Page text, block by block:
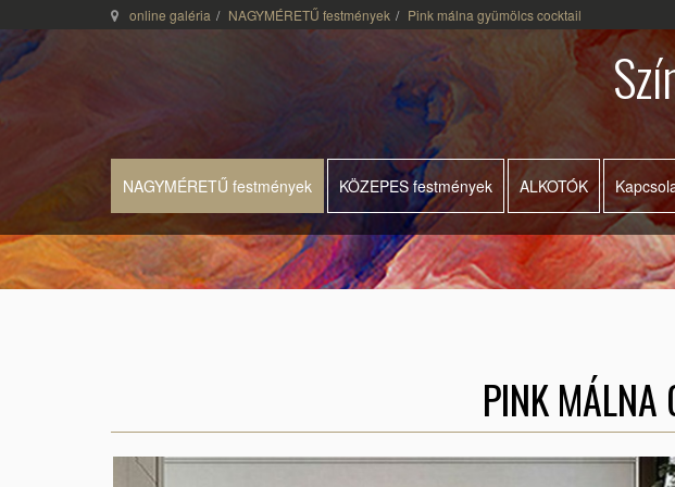
online galéria NAGYMÉRETŰ festmények Pink málna gyümölcs cocktail
NAGYMÉRETŰ festmények KÖZEPES festmények ALKOTÓK
PINK MÁLNA